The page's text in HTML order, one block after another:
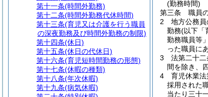
(勤務時間)
第三条
職員
2
地方公務
勤務(以下「
勤務職員等
った職員に
3
法第二十
間を除き、
4
育児休業
採用された
当たり三十
第十一条(時間外勤務)
第十二条(時間外勤務代休時間)
第十三条(育児又は介護を行う職員
の深夜勤務及び時間外勤務の制限)
第十四条(休日)
第十五条(休日の代休日)
第十六条(育児短時間勤務の形態)
第十七条(休暇の種類)
第十八条(年次休暇)
第十九条(病気休暇)